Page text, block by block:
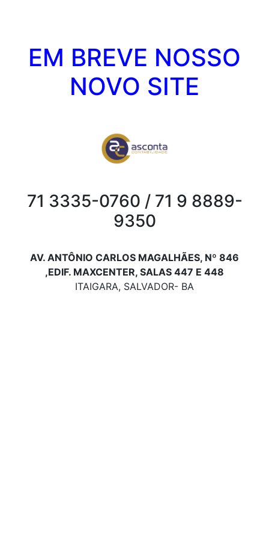
EM BREVE NOSSO
NOVO SITE
71 3335-0760 / 71 9 8889-
9350
AV. ANTÔNIO CARLOS MAGALHÃES, Nº 846
,EDIF. MAXCENTER, SALAS 447 E 448
ITAIGARA, SALVADOR- BA